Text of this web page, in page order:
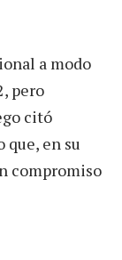
a modo
pero
citó
que, en su
compromiso